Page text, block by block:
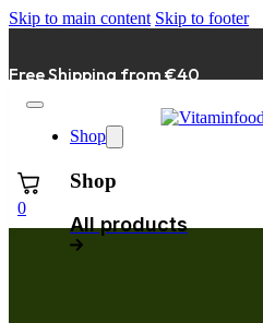
Skip to main content Skip to footer
Free Shipping from €40
Shop
Shop
All products
0